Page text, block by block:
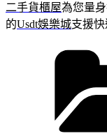
二手貨櫃屋為您量
的Usdt娛樂城支援